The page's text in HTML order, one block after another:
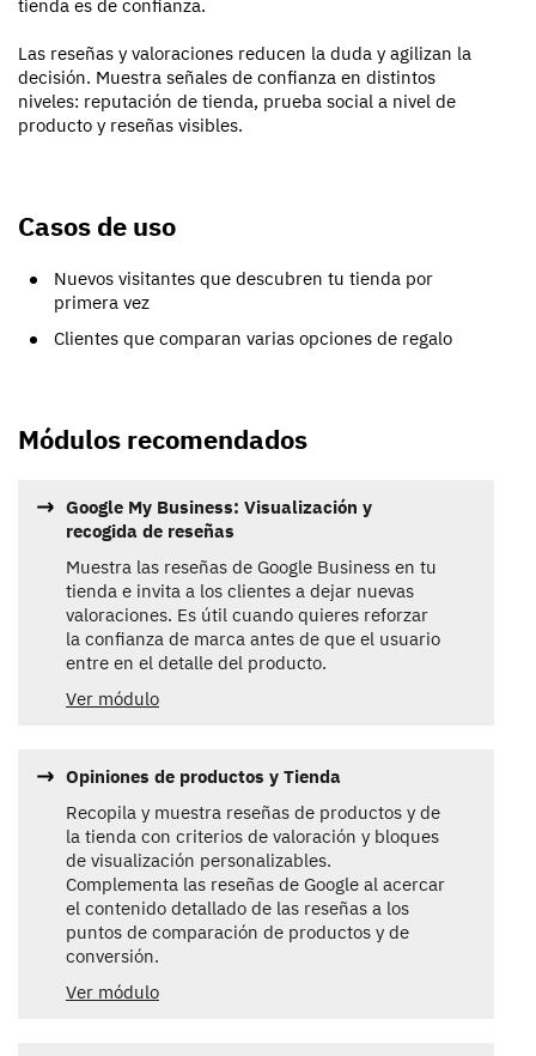
tienda es de confianza.
Las reseñas y valoraciones reducen la duda y agilizan la
decisión. Muestra señales de confianza en distintos
niveles: reputación de tienda, prueba social a nivel de
producto y reseñas visibles.
Casos de uso
Nuevos visitantes que descubren tu tienda por
primera vez
Clientes que comparan varias opciones de regalo
Módulos recomendados
Google My Business: Visualización y
recogida de reseñas
Muestra las reseñas de Google Business en tu
tienda e invita a los clientes a dejar nuevas
valoraciones. Es útil cuando quieres reforzar
la confianza de marca antes de que el usuario
entre en el detalle del producto.
Ver módulo
Opiniones de productos y Tienda
Recopila y muestra reseñas de productos y de
la tienda con criterios de valoración y bloques
de visualización personalizables.
Complementa las reseñas de Google al acercar
el contenido detallado de las reseñas a los
puntos de comparación de productos y de
conversión.
Ver módulo